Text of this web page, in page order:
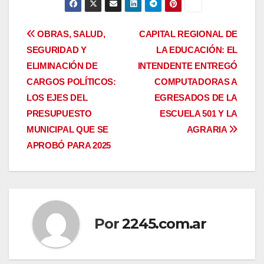
Navegación
de
entradas
CAPITAL REGIONAL DE
LA EDUCACIÓN: EL
INTENDENTE ENTREGÓ
COMPUTADORAS A
EGRESADOS DE LA
ESCUELA 501 Y LA
AGRARIA
OBRAS, SALUD,
SEGURIDAD Y
ELIMINACIÓN DE
CARGOS POLÍTICOS:
LOS EJES DEL
PRESUPUESTO
MUNICIPAL QUE SE
APROBÓ PARA 2025
Por2245.com.ar